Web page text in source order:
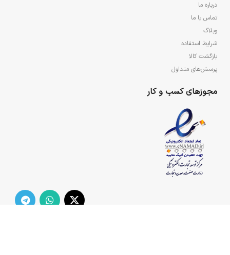
درباره ما
تماس با ما
وبلاگ
شرایط استفاده
بازگشت کالا
پرسش‌های متداول
مجوزهای کسب و کار